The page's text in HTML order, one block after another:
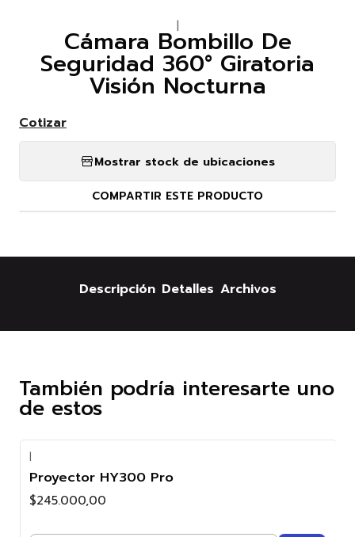
|
Cámara Bombillo De
Seguridad 360° Giratoria
Visión Nocturna
Cotizar
Mostrar stock de ubicaciones
COMPARTIR ESTE PRODUCTO
Descripción Detalles Archivos
También podría interesarte uno
de estos
|
Proyector HY300 Pro
$245.000,00